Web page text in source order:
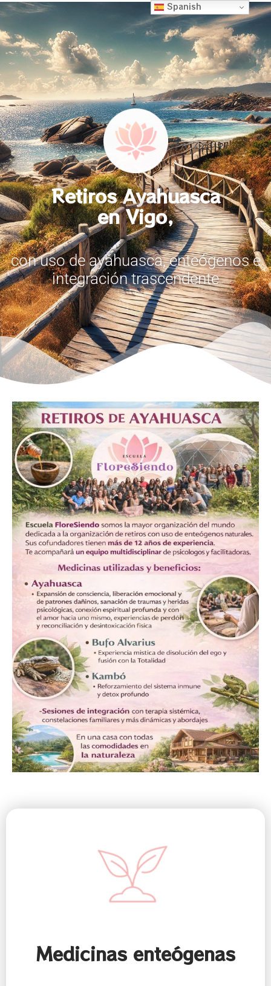
Retiros Ayahuasca
en Vigo,
con uso de ayahuasca, enteógenos e
integración trascendente
Medicinas enteógenas
Spanish